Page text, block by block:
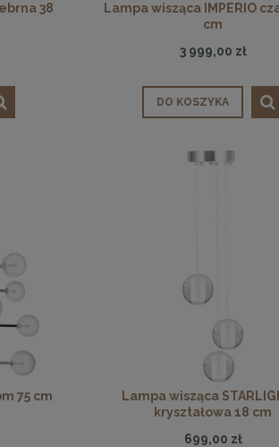
38
Lampa wisząca IMPERIO
cm
3 999,00 zł
DO KOSZYKA
75 cm
Lampa wisząca
kryształowa 18 cm
699,00 zł